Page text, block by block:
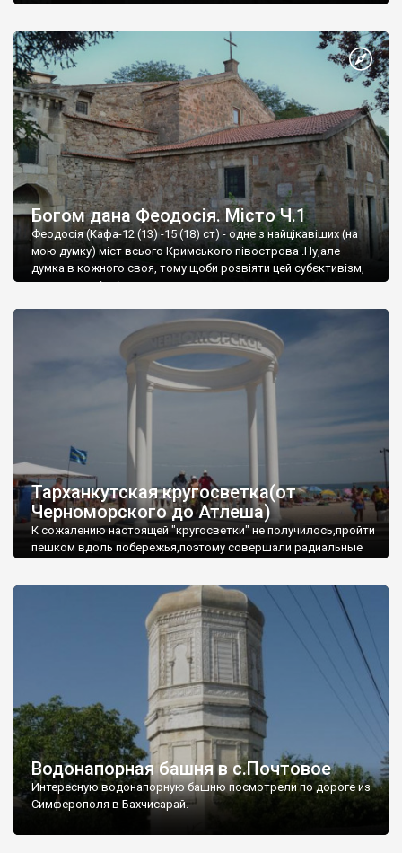
Богом дана Феодосія. Місто Ч.1
Феодосія (Кафа-12 (13) -15 (18) ст) - одне з найцікавіших (на
мою думку) міст всього Кримського півострова .Ну,але
думка в кожного своя, тому щоби розвіяти цей субєктивізм,
запрошую відвідати це
Тарханкутская кругосветка(от
Черноморского до Атлеша)
К сожалению настоящей "кругосветки" не получилось,пройти
пешком вдоль побережья,поэтому совершали радиальные
Водонапорная башня в с.Почтовое
Интересную водонапорную башню посмотрели по дороге из
Симферополя в Бахчисарай.